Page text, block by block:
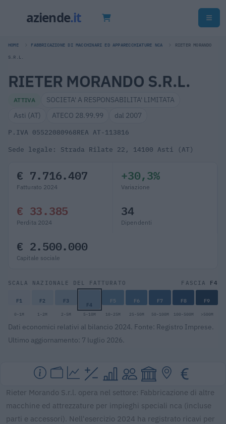
HOME FABBRICAZIONE DI MACCHINARI ED APPARECCHIATURE NCA RIETER MORANDO
S.R.L.
RIETER MORANDO S.R.L.
ATTIVA
SOCIETA' A RESPONSABILITA' LIMITATA
Asti (AT)
ATECO 28.99.99 dal 2007
P.IVA 05522080968REA AT-113816
Sede legale: Strada Rilate 22, 14100 Asti (AT)
€ 7.716.407
Fatturato 2024
+30,3%
Variazione
€ 33.385
Perdita 2024
34
Dipendenti
€ 2.500.000
Capitale sociale
SCALA NAZIONALE DEL FATTURATO FASCIA F4
F1 F2 F3 F4 F5 F6 F7 F8 F9
0-1M 1-2M 2-5M 5-10M 10-25M 25-50M 50-100M 100-500M >500M
Dati economici relativi al bilancio 2024. Fonte: Registro Imprese.
Ultimo aggiornamento: 7 luglio 2026.
Rieter Morando S.r.l. opera nel settore: Fabbricazione di altre
macchine ed attrezzature per impieghi speciali nca (incluse
parti e accessori). Nell'esercizio 2024 ha registrato ricavi per